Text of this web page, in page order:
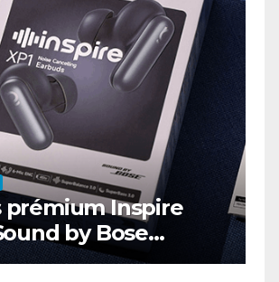
prémium Inspire
by Bose